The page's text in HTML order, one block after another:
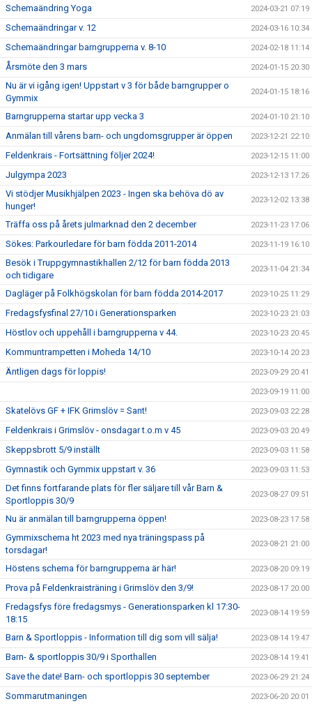
Schemaändring Yoga 2024-03-21 07:19
Schemaändringar v. 12 2024-03-16 10:34
Schemaändringar barngrupperna v. 8-10 2024-02-18 11:14
Årsmöte den 3 mars 2024-01-15 20:30
Nu är vi igång igen! Uppstart v 3 för både barngrupper o
Gymmix
2024-01-15 18:16
Barngrupperna startar upp vecka 3 2024-01-10 21:10
Anmälan till vårens barn- och ungdomsgrupper är öppen 2023-12-21 22:10
Feldenkrais - Fortsättning följer 2024! 2023-12-15 11:00
Julgympa 2023 2023-12-13 17:26
Vi stödjer Musikhjälpen 2023 - Ingen ska behöva dö av
hunger!
2023-12-02 13:38
Träffa oss på årets julmarknad den 2 december 2023-11-23 17:06
Sökes: Parkourledare för barn födda 2011-2014 2023-11-19 16:10
Besök i Truppgymnastikhallen 2/12 för barn födda 2013
och tidigare
2023-11-04 21:34
Dagläger på Folkhögskolan för barn födda 2014-2017 2023-10-25 11:29
Fredagsfysfinal 27/10 i Generationsparken 2023-10-23 21:03
Höstlov och uppehåll i barngrupperna v 44. 2023-10-23 20:45
Kommuntrampetten i Moheda 14/10 2023-10-14 20:23
Äntligen dags för loppis! 2023-09-29 20:41
2023-09-19 11:00
Skatelövs GF + IFK Grimslöv = Sant! 2023-09-03 22:28
Feldenkrais i Grimslöv - onsdagar t.o.m v 45 2023-09-03 20:49
Skeppsbrott 5/9 inställt 2023-09-03 11:58
Gymnastik och Gymmix uppstart v. 36 2023-09-03 11:53
Det finns fortfarande plats för fler säljare till vår Barn &
Sportloppis 30/9
2023-08-27 09:51
Nu är anmälan till barngrupperna öppen! 2023-08-23 17:58
Gymmixschema ht 2023 med nya träningspass på
torsdagar!
2023-08-21 21:00
Höstens schema för barngrupperna är här! 2023-08-20 09:19
Prova på Feldenkraisträning i Grimslöv den 3/9! 2023-08-17 20:00
Fredagsfys före fredagsmys - Generationsparken kl 17:30-
18:15
2023-08-14 19:59
Barn & Sportloppis - Information till dig som vill sälja! 2023-08-14 19:47
Barn- & sportloppis 30/9 i Sporthallen 2023-08-14 19:41
Save the date! Barn- och sportloppis 30 september 2023-06-29 21:24
Sommarutmaningen 2023-06-20 20:01